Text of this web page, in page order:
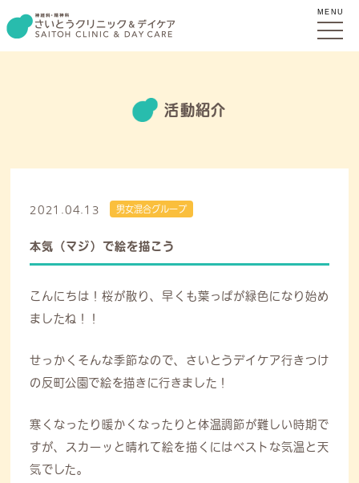
MENU
活動紹介
2021.04.13 男女混合グループ
本気（マジ）で絵を描こう
こんにちは！桜が散り、早くも葉っぱが緑色になり始め
ましたね！！
せっかくそんな季節なので、さいとうデイケア行きつけ
の反町公園で絵を描きに行きました！
寒くなったり暖かくなったりと体温調節が難しい時期で
すが、スカーッと晴れて絵を描くにはベストな気温と天
気でした。